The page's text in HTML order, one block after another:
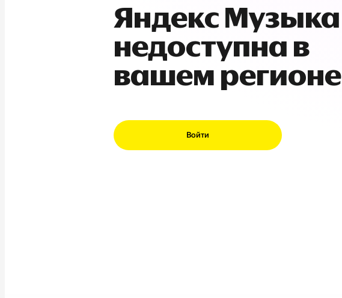
Яндекс Музыка
недоступна в
вашем регионе
Войти